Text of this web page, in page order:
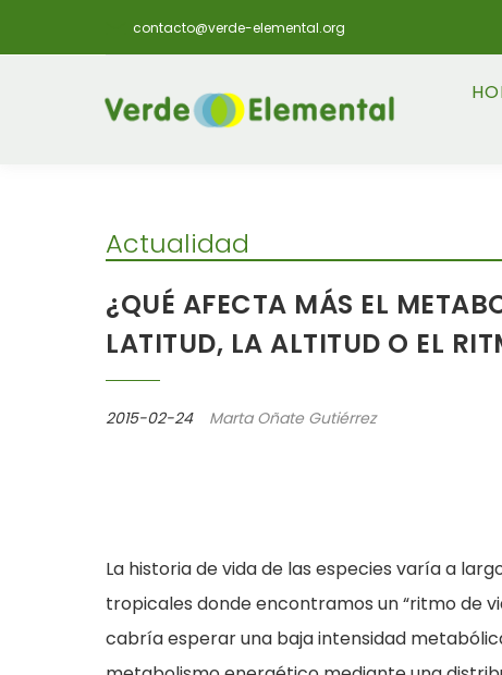
contacto@verde-elemental.org
Actualidad
¿QUÉ AFECTA MÁS EL
LATITUD, LA ALTITUD O EL
2015-02-24 Marta Oñate Gutiérrez
La historia de vida de las especies varía a
tropicales donde encontramos un “ritmo de
cabría esperar una baja intensidad